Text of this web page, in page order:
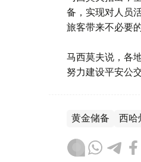
备，实现对人员
旅客带来不必要的
马西莫夫说，各
努力建设平安公
黄金储备 西哈